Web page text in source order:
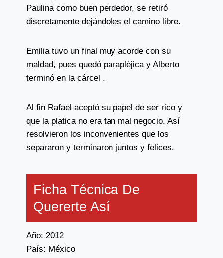
Paulina como buen perdedor, se retiró
discretamente dejándoles el camino libre.
Emilia tuvo un final muy acorde con su
maldad, pues quedó parapléjica y Alberto
terminó en la cárcel .
Al fin Rafael aceptó su papel de ser rico y
que la platica no era tan mal negocio. Así
resolvieron los inconvenientes que los
separaron y terminaron juntos y felices.
Ficha Técnica De
Quererte Así
Año: 2012
País: México